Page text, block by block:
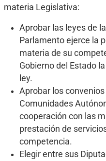
materia Legislativa:
Aprobar las leyes de
Parlamento ejerce la
materia de su
Gobierno del Estado
ley.
Aprobar los
Comunidades
cooperación con las
prestación de
competencia.
Elegir entre sus